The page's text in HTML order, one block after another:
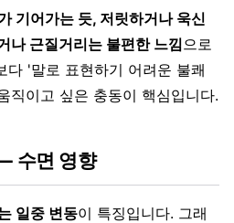
기어가는 듯, 저릿하거나 욱신
나 근질거리는 불편한 느낌으로
다 '말로 표현하기 어려운 불쾌
직이고 싶은 충동이 핵심입니다.
수면 영향
일중 변동이 특징입니다. 그래